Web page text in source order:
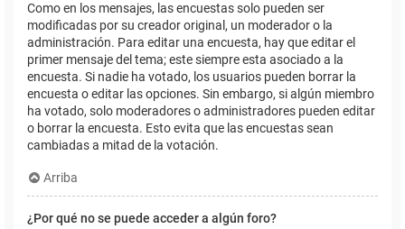
Como en los mensajes, las encuestas solo pueden ser
modificadas por su creador original, un moderador o la
administración. Para editar una encuesta, hay que editar el
primer mensaje del tema; este siempre esta asociado a la
encuesta. Si nadie ha votado, los usuarios pueden borrar la
encuesta o editar las opciones. Sin embargo, si algún miembro
ha votado, solo moderadores o administradores pueden editar
o borrar la encuesta. Esto evita que las encuestas sean
cambiadas a mitad de la votación.
Arriba
¿Por qué no se puede acceder a algún foro?